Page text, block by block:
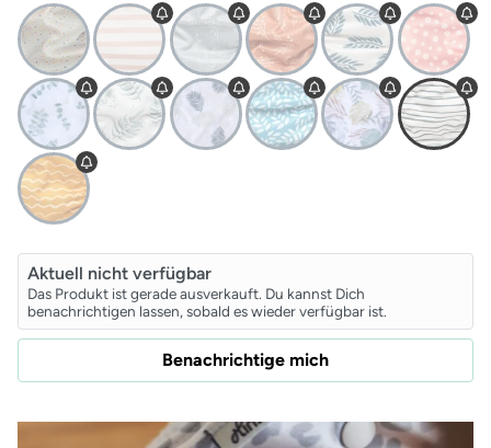
Aktuell nicht verfügbar
Das Produkt ist gerade ausverkauft. Du kannst Dich
benachrichtigen lassen, sobald es wieder verfügbar ist.
Benachrichtige mich